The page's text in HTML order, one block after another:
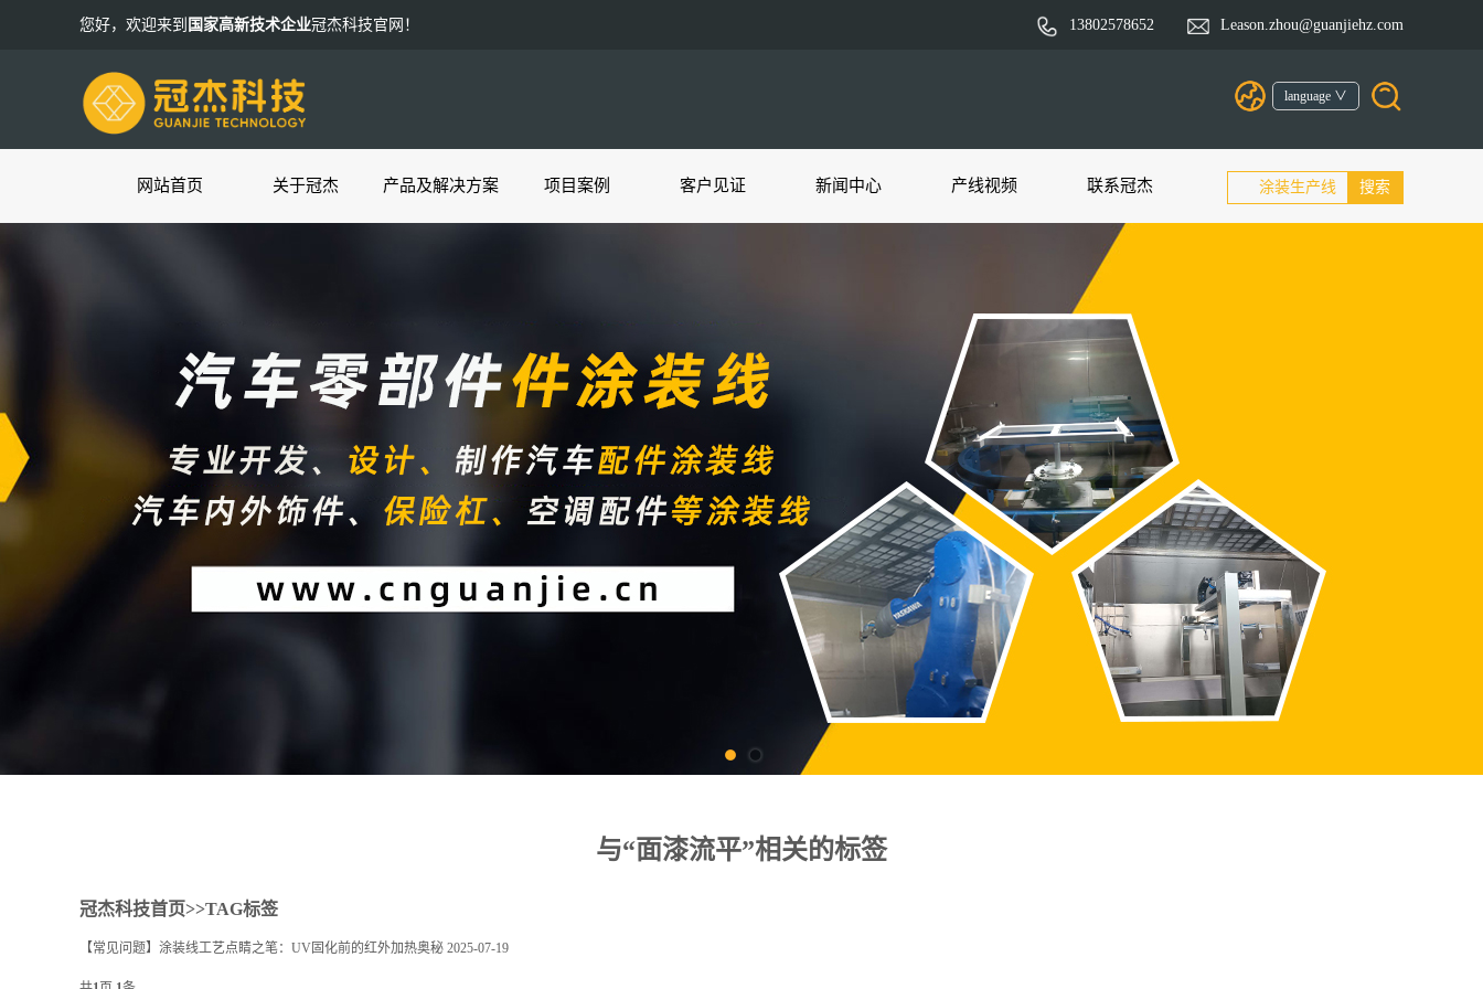
您好，欢迎来到 国家高新技术企业冠杰科技官网！ 13802578652 Leason.zhou@guanjiehz.com
language ∨
网站首页 关于冠杰 产品及解决方案 项目案例 客户见证 新闻中心 产线视频 联系冠杰
与“面漆流平”相关的标签
冠杰科技首页>>TAG标签
【常见问题】涂装线工艺点睛之笔：UV固化前的红外加热奥秘 2025-07-19